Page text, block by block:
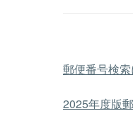
郵便番号検
2025年度版